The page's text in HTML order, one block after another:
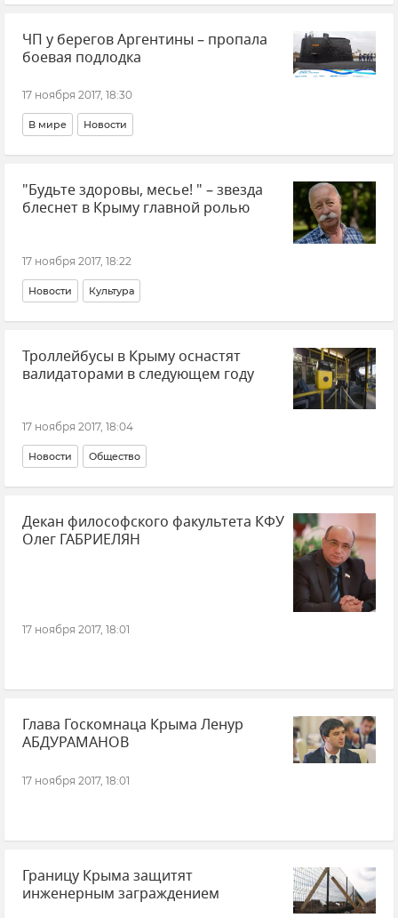
ЧП у берегов Аргентины – пропала
боевая подлодка
17 ноября 2017, 18:30
В мире Новости
"Будьте здоровы, месье! " – звезда
блеснет в Крыму главной ролью
17 ноября 2017, 18:22
Новости Культура
Троллейбусы в Крыму оснастят
валидаторами в следующем году
17 ноября 2017, 18:04
Новости Общество
Декан философского факультета КФУ
Олег ГАБРИЕЛЯН
17 ноября 2017, 18:01
Глава Госкомнаца Крыма Ленур
АБДУРАМАНОВ
17 ноября 2017, 18:01
Границу Крыма защитят
инженерным заграждением